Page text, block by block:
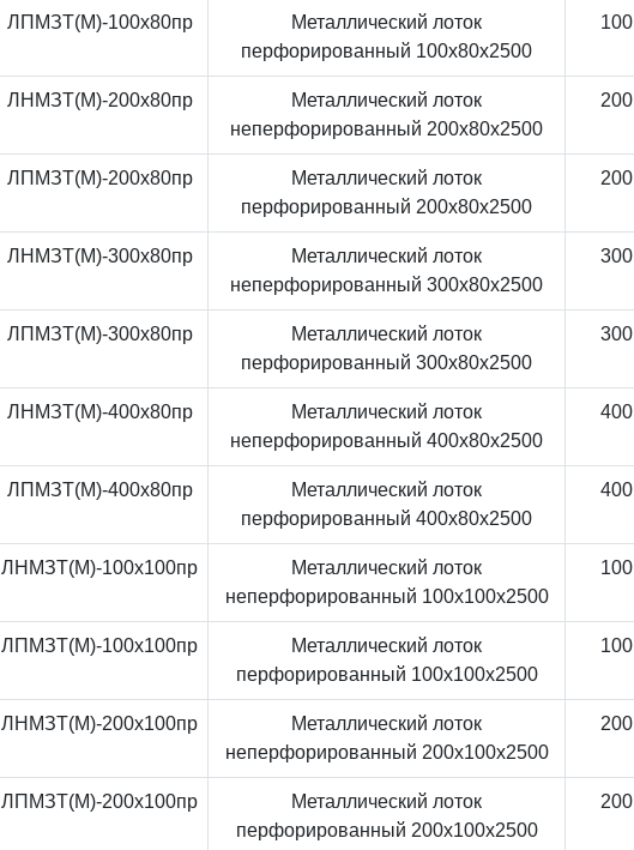
ЛПМЗТ(М)-100x80пр
Металлический лоток
перфорированный 100x80x2500
100
ЛНМЗТ(М)-200x80пр
Металлический лоток
неперфорированный 200x80x2500
200
ЛПМЗТ(М)-200x80пр
Металлический лоток
перфорированный 200x80x2500
200
ЛНМЗТ(М)-300x80пр
Металлический лоток
неперфорированный 300x80x2500
300
ЛПМЗТ(М)-300x80пр
Металлический лоток
перфорированный 300x80x2500
300
ЛНМЗТ(М)-400x80пр
Металлический лоток
неперфорированный 400x80x2500
400
ЛПМЗТ(М)-400x80пр
Металлический лоток
перфорированный 400x80x2500
400
ЛНМЗТ(М)-100x100пр
Металлический лоток
неперфорированный 100x100x2500
100
ЛПМЗТ(М)-100x100пр
Металлический лоток
перфорированный 100x100x2500
100
ЛНМЗТ(М)-200x100пр
Металлический лоток
неперфорированный 200x100x2500
200
ЛПМЗТ(М)-200x100пр
Металлический лоток
перфорированный 200x100x2500
200